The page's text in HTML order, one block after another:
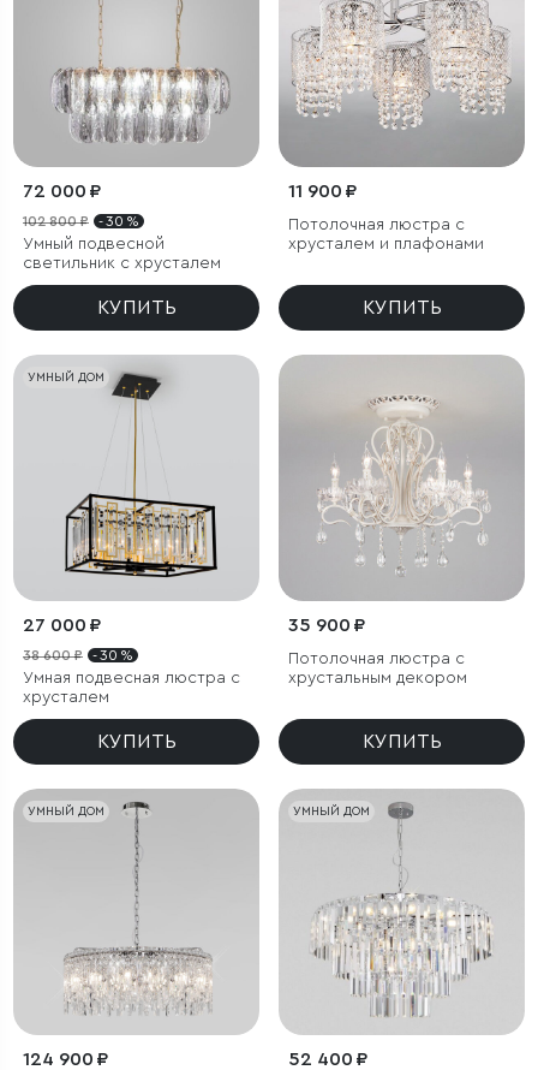
72 000 ₽
102 800 ₽ - 30 %
Умный подвесной
светильник с хрусталем
КУПИТЬ
11 900 ₽
Потолочная люстра с
хрусталем и плафонами
КУПИТЬ
УМНЫЙ ДОМ
27 000 ₽
38 600 ₽ - 30 %
Умная подвесная люстра с
хрусталем
КУПИТЬ
35 900 ₽
Потолочная люстра с
хрустальным декором
КУПИТЬ
УМНЫЙ ДОМ
124 900 ₽
УМНЫЙ ДОМ
52 400 ₽